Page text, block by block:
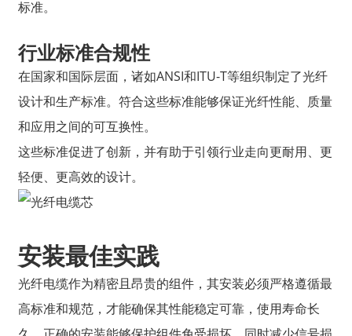
标准。
行业标准合规性
在国家和国际层面，诸如ANSI和ITU-T等组织制定了光纤
设计和生产标准。符合这些标准能够保证光纤性能、质量
和应用之间的可互换性。
这些标准促进了创新，并有助于引领行业走向更耐用、更
轻便、更高效的设计。
安装最佳实践
光纤电缆作为精密且昂贵的组件，其安装必须严格遵循最
高标准和规范，才能确保其性能稳定可靠，使用寿命长